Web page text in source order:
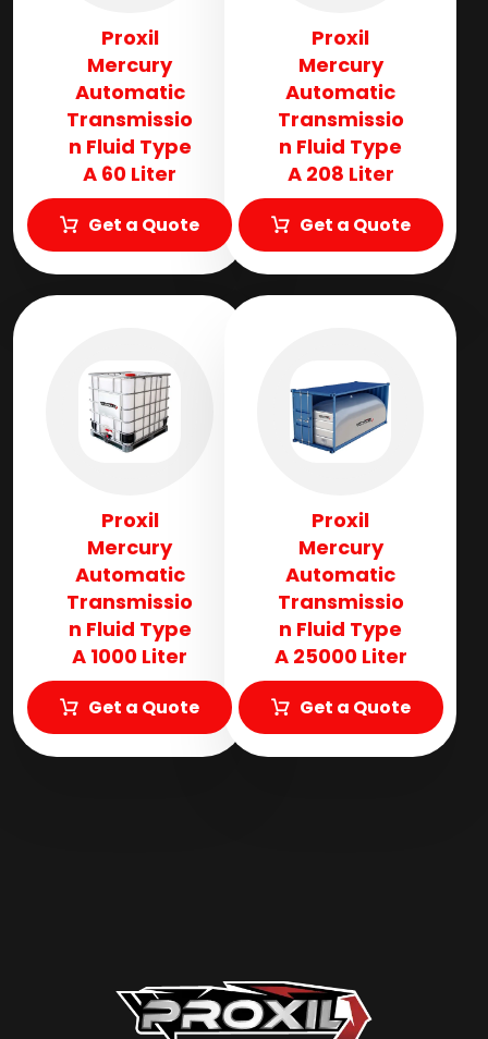
Proxil
Mercury
Automatic
Transmissio
n Fluid​ Type
A 60 Liter
Get a Quote
Proxil
Mercury
Automatic
Transmissio
n Fluid​ Type
A 208 Liter
Get a Quote
Proxil
Mercury
Automatic
Transmissio
n Fluid​ Type
A 1000 Liter
Get a Quote
Proxil
Mercury
Automatic
Transmissio
n Fluid​ Type
A 25000 Liter
Get a Quote